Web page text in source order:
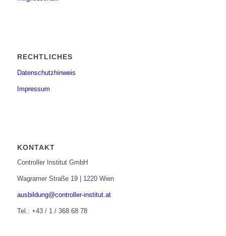
RECHTLICHES
Datenschutzhinweis
Impressum
KONTAKT
Controller Institut GmbH
Wagramer Straße 19 | 1220 Wien
ausbildung@controller-institut.at
Tel.: +43 / 1 / 368 68 78